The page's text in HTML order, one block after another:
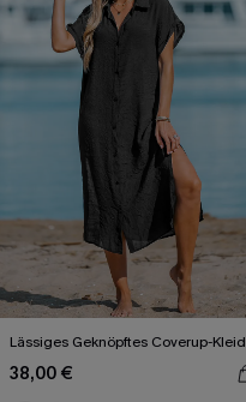
Lässiges Geknöpftes Coverup-Kleid
38,00 €